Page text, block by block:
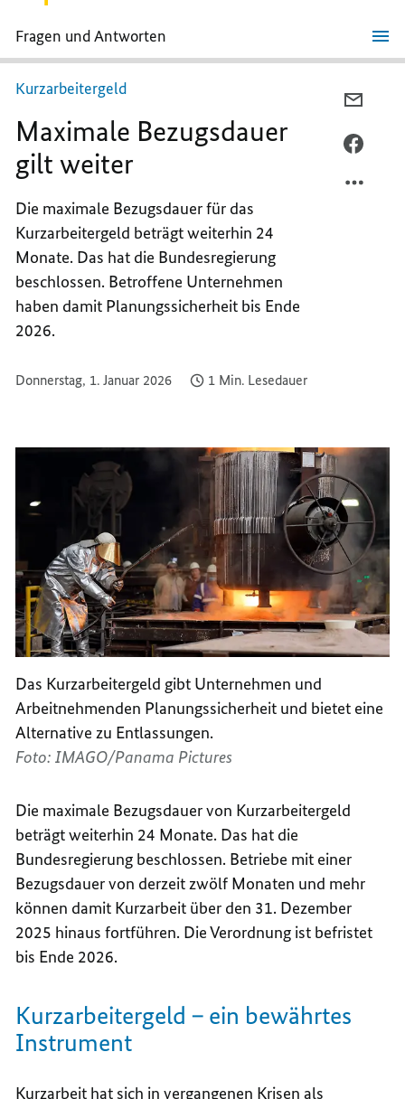
Fragen und Antworten
Maximale
Bezugsdauer
giltKurzarbeitergeld
Maximale Bezugsdauer
gilt weiter
Die maximale Bezugsdauer für das
Kurzarbeitergeld beträgt weiterhin 24
Monate. Das hat die Bundesregierung
beschlossen. Betroffene Unternehmen
haben damit Planungssicherheit bis Ende
2026.
Donnerstag, 1. Januar 2026 1 Min. Lesedauer
Das Kurzarbeitergeld gibt Unternehmen und
Arbeitnehmenden Planungssicherheit und bietet eine
Alternative zu Entlassungen.
Foto: IMAGO/Panama Pictures
Die maximale Bezugsdauer von Kurzarbeitergeld
beträgt weiterhin 24 Monate. Das hat die
Bundesregierung beschlossen. Betriebe mit einer
Bezugsdauer von derzeit zwölf Monaten und mehr
können damit Kurzarbeit über den 31. Dezember
2025 hinaus fortführen. Die Verordnung ist befristet
bis Ende 2026.
Kurzarbeitergeld – ein bewährtes
Instrument
Kurzarbeit hat sich in vergangenen Krisen als